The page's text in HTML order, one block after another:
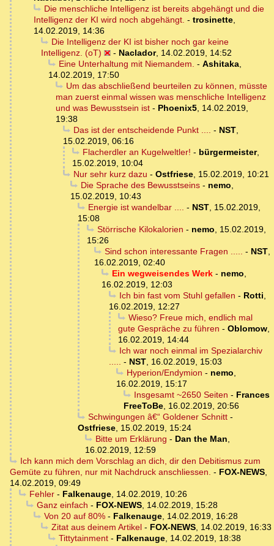
Die menschliche Intelligenz ist bereits abgehängt und die
Intelligenz der KI wird noch abgehängt. - trosinette,
14.02.2019, 14:36
Die Intelligenz der KI ist bisher noch gar keine
Intelligenz. (oT)
- Naclador, 14.02.2019, 14:52
Eine Unterhaltung mit Niemandem. - Ashitaka,
14.02.2019, 17:50
Um das abschließend beurteilen zu können, müsste
man zuerst einmal wissen was menschliche Intelligenz
und was Bewusstsein ist - Phoenix5, 14.02.2019,
19:38
Das ist der entscheidende Punkt .... - NST,
15.02.2019, 06:16
Flacherdler an Kugelweltler! - bürgermeister,
15.02.2019, 10:04
Nur sehr kurz dazu - Ostfriese, 15.02.2019, 10:21
Die Sprache des Bewusstseins- nemo,
15.02.2019, 10:43
Energie ist wandelbar .... - NST, 15.02.2019,
15:08
Störrische Kilokalorien - nemo, 15.02.2019,
15:26
Sind schon interessante Fragen ..... - NST,
16.02.2019, 02:40
Ein wegweisendes Werk- nemo,
16.02.2019, 12:03
Ich bin fast vom Stuhl gefallen - Rotti,
16.02.2019, 12:27
Wieso? Freue mich, endlich mal
gute Gespräche zu führen - Oblomow,
16.02.2019, 14:44
Ich war noch einmal im Spezialarchiv
..... - NST, 16.02.2019, 15:03
Hyperion/Endymion - nemo,
16.02.2019, 15:17
Insgesamt ~2650 Seiten - Frances
FreeToBe, 16.02.2019, 20:56
Schwingungen â€“ Goldener Schnitt-
Ostfriese, 15.02.2019, 15:24
Bitte um Erklärung - Dan the Man,
16.02.2019, 12:59
Ich kann mich dem Vorschlag an dich, dir den Debitismus zum
Gemüte zu führen, nur mit Nachdruck anschliessen. - FOX-NEWS,
14.02.2019, 09:49
Fehler- Falkenauge, 14.02.2019, 10:26
Ganz einfach - FOX-NEWS, 14.02.2019, 15:28
Von 20 auf 80%- Falkenauge, 14.02.2019, 16:28
Zitat aus deinem Artikel- FOX-NEWS, 14.02.2019, 16:33
Tittytainment- Falkenauge, 14.02.2019, 18:38